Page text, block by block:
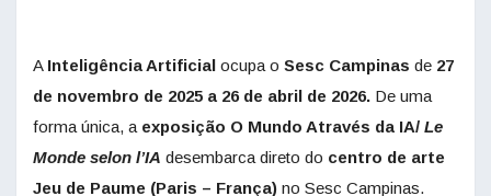
A Inteligência Artificial ocupa o Sesc Campinas de 27
de novembro de 2025 a 26 de abril de 2026. De uma
forma única, a exposição O Mundo Através da IA/ Le
Monde selon l’IA desembarca direto do centro de arte
Jeu de Paume (Paris – França) no Sesc Campinas.